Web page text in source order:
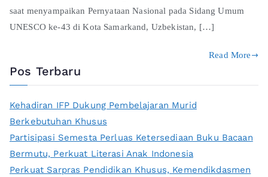
saat menyampaikan Pernyataan Nasional pada Sidang Umum
UNESCO ke-43 di Kota Samarkand, Uzbekistan, […]
Read More
Pos Terbaru
Kehadiran IFP Dukung Pembelajaran Murid
Berkebutuhan Khusus
Partisipasi Semesta Perluas Ketersediaan Buku Bacaan
Bermutu, Perkuat Literasi Anak Indonesia
Perkuat Sarpras Pendidikan Khusus, Kemendikdasmen